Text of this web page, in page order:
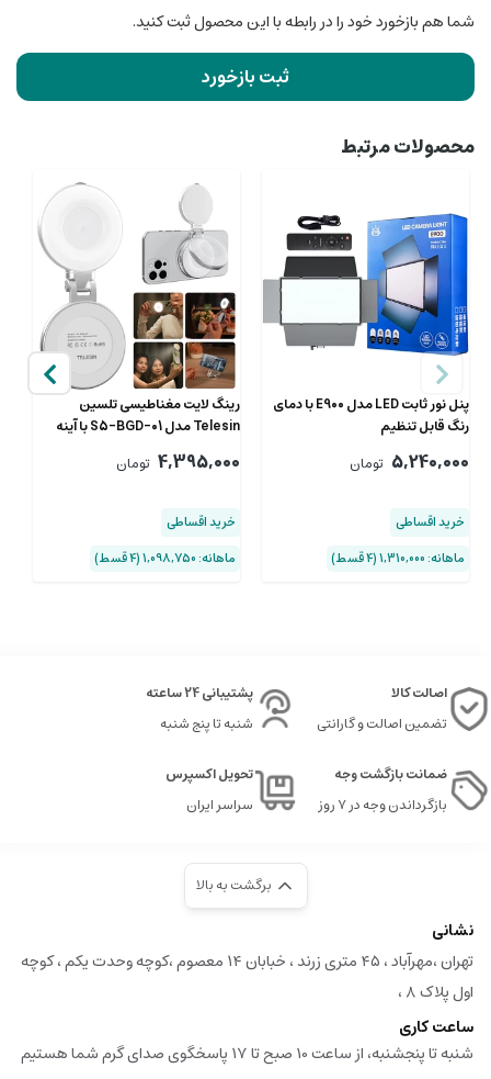
شما هم بازخورد خود را در رابطه با این محصول ثبت کنید.
ثبت بازخورد
محصولات مرتبط
پنل نور ثابت LED مدل E900 با دمای
رنگ قابل تنظیم
5,240,000 تومان
خرید اقساطی
ماهانه: 1,310,000 (۴ قسط)
رینگ لایت مغناطیسی تلسین
Telesin مدل S5-BGD-01 با آینه
4,395,000 تومان
خرید اقساطی
ماهانه: 1,098,750 (۴ قسط)
اصالت کالا
تضمین اصالت و گارانتی
پشتیبانی 24 ساعته
شنبه تا پنج شنبه
ضمانت بازگشت وجه
بازگرداندن وجه در ۷ روز
تحویل اکسپرس
سراسر ایران
برگشت به بالا
نشانی
تهران ،مهرآباد ، ۴۵ متری زرند ، خبابان ۱۴ معصوم ،کوچه وحدت یکم ، کوچه
اول پلاک ۸ ،
ساعت کاری
شنبه تا پنجشنبه، از ساعت 10 صبح تا 17 پاسخگوی صدای گرم شما هستیم